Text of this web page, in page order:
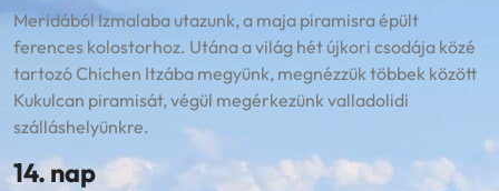
Meridából Izmalaba utazunk, a maja piramisra épült
ferences kolostorhoz. Utána a világ hét újkori csodája közé
tartozó Chichen Itzába megyünk, megnézzük többek között
Kukulcan piramisát, végül megérkezünk valladolidi
szálláshelyünkre.
14. nap